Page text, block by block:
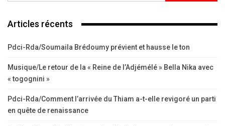
Articles récents
Pdci-Rda/Soumaila Brédoumy prévient et hausse le ton
Musique/Le retour de la « Reine de l’Adjémélé » Bella Nika avec
« togognini »
Pdci-Rda/Comment l’arrivée du Thiam a-t-elle revigoré un parti
en quête de renaissance